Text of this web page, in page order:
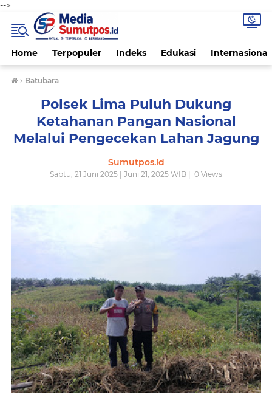
-->
Home Terpopuler Indeks Edukasi Internasional
› Batubara
Polsek Lima Puluh Dukung
Ketahanan Pangan Nasional
Melalui Pengecekan Lahan Jagung
Sumutpos.id
Sabtu, 21 Juni 2025 | Juni 21, 2025 WIB | 0 Views